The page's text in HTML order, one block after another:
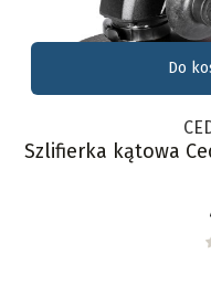
Do
Szlifierka kątowa